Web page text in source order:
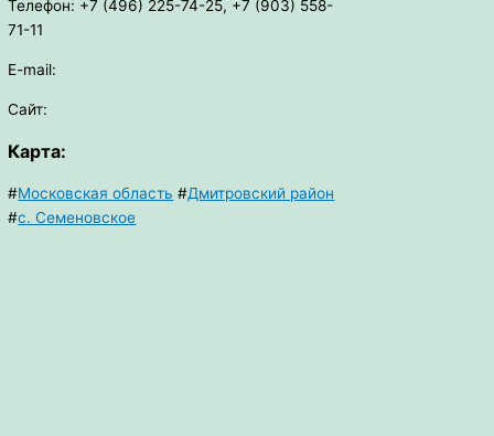
Телефон: +7 (496) 225-74-25, +7 (903) 558-
71-11
E-mail:
Сайт:
Карта:
#Московская область #Дмитровский район
#с. Семеновское